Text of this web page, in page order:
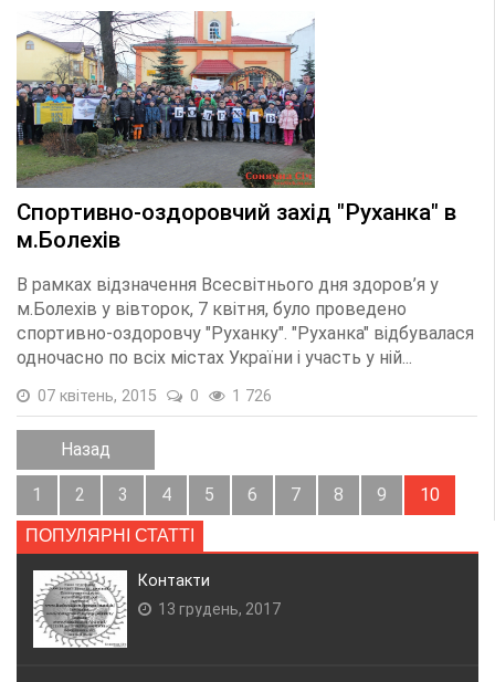
Спортивно-оздоровчий захід "Руханка" в
м.Болехів
В рамках відзначення Всесвітнього дня здоров’я у
м.Болехів у вівторок, 7 квітня, було проведено
спортивно-оздоровчу "Руханку". "Руханка" відбувалася
одночасно по всіх містах України і участь у ній...
07 квітень, 2015 0 1 726
Назад
1 2 3 4 5 6 7 8 9 10
ПОПУЛЯРНІ СТАТТІ
Контакти
13 грудень, 2017